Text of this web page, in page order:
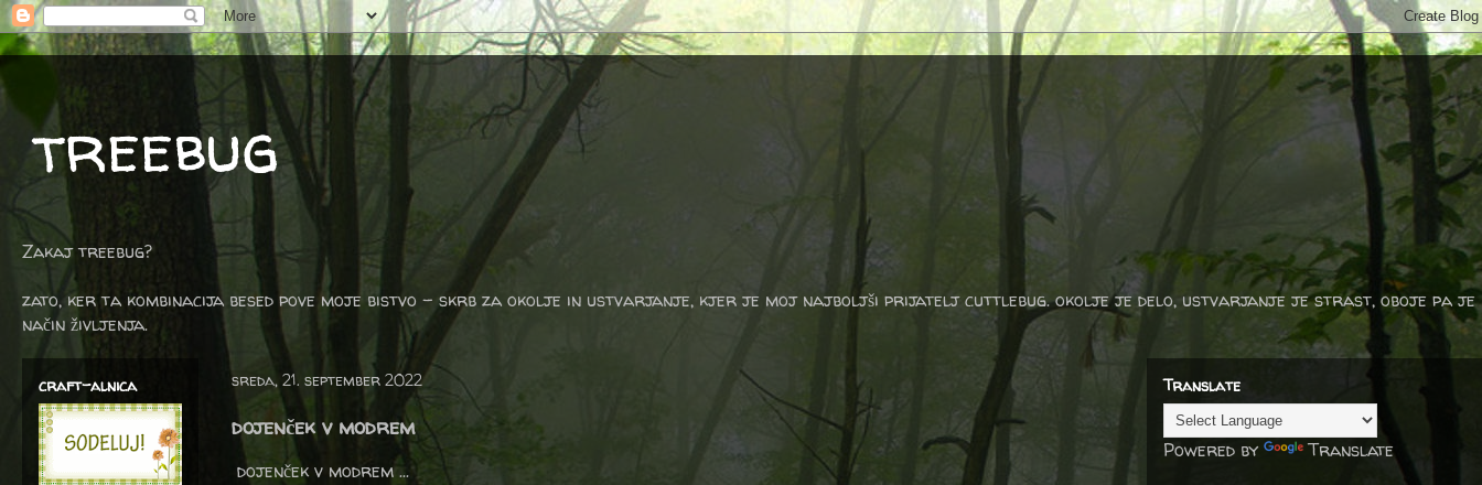
treebug
Zakaj treebug?
zato, ker ta kombinacija besed pove moje bistvo - skrb za okolje in ustvarjanje, kjer je moj najboljši prijatelj cuttlebug. okolje je delo, ustvarjanje je strast, oboje pa je
način življenja.
sreda, 21. september 2022
dojenček v modrem
dojenček v modrem ...
craft-alnica Translate
Powered by Translate